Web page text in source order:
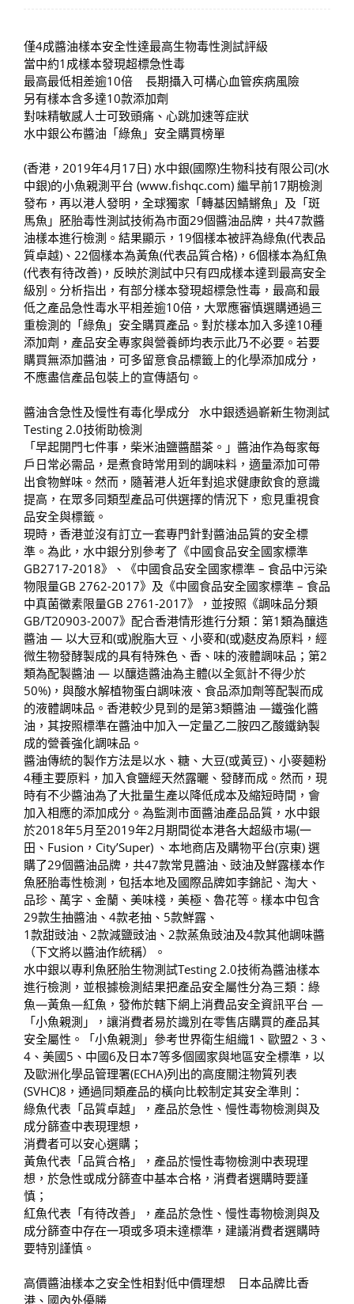
僅4成醬油樣本安全性達最高生物毒性測試評級
當中約1成樣本發現超標急性毒
最高最低相差逾10倍 長期攝入可構心血管疾病風險
另有樣本含多達10款添加劑
對味精敏感人士可致頭痛、心跳加速等症狀
水中銀公布醬油「綠魚」安全購買榜單
(香港，2019年4月17日) 水中銀(國際)生物科技有限公司(水
中銀)的小魚親測平台 (www.fishqc.com) 繼早前17期檢測
發布，再以港人發明，全球獨家「轉基因鯖鱂魚」及「斑
馬魚」胚胎毒性測試技術為市面29個醬油品牌，共47款醬
油樣本進行檢測。結果顯示，19個樣本被評為綠魚(代表品
質卓越)、22個樣本為黃魚(代表品質合格)，6個樣本為紅魚
(代表有待改善)，反映於測試中只有四成樣本達到最高安全
級別。分析指出，有部分樣本發現超標急性毒，最高和最
低之產品急性毒水平相差逾10倍，大眾應審慎選購通過三
重檢測的「綠魚」安全購買產品。對於樣本加入多達10種
添加劑，產品安全專家與營養師均表示此乃不必要。若要
購買無添加醬油，可多留意食品標籤上的化學添加成分，
不應盡信產品包裝上的宣傳語句。
醬油含急性及慢性有毒化學成分 水中銀透過嶄新生物測試
Testing 2.0技術助檢測
「早起開門七件事，柴米油鹽醬醋茶。」醬油作為每家每
戶日常必需品，是煮食時常用到的調味料，適量添加可帶
出食物鮮味。然而，隨著港人近年對追求健康飲食的意識
提高，在眾多同類型產品可供選擇的情況下，愈見重視食
品安全與標籤。
現時，香港並沒有訂立一套專門針對醬油品質的安全標
準。為此，水中銀分別參考了《中國食品安全國家標準
GB2717-2018》、《中國食品安全國家標準 – 食品中污染
物限量GB 2762-2017》及《中國食品安全國家標準 – 食品
中真菌黴素限量GB 2761-2017》，並按照《調味品分類
GB/T20903-2007》配合香港情形進行分類：第1類為釀造
醬油 — 以大豆和(或)脫脂大豆、小麥和(或)麩皮為原料，經
微生物發酵製成的具有特殊色、香、味的液體調味品；第2
類為配製醬油 — 以釀造醬油為主體(以全氮計不得少於
50%)，與酸水解植物蛋白調味液、食品添加劑等配製而成
的液體調味品。香港較少見到的是第3類醬油 —鐵強化醬
油，其按照標準在醬油中加入一定量乙二胺四乙酸鐵鈉製
成的營養強化調味品。
醬油傳統的製作方法是以水、糖、大豆(或黃豆)、小麥麵粉
4種主要原料，加入食鹽經天然露曬、發酵而成。然而，現
時有不少醬油為了大批量生產以降低成本及縮短時間，會
加入相應的添加成分。為監測市面醬油產品品質，水中銀
於2018年5月至2019年2月期間從本港各大超級市場(一
田、Fusion，City’Super) 、本地商店及購物平台(京東) 選
購了29個醬油品牌，共47款常見醬油、豉油及鮮露樣本作
魚胚胎毒性檢測，包括本地及國際品牌如李錦記、淘大、
品珍、萬字、金蘭、美味棧，美極、魯花等。樣本中包含
29款生抽醬油、4款老抽、5款鮮露、
1款甜豉油、2款減鹽豉油、2款蒸魚豉油及4款其他調味醬
（下文將以醬油作統稱）。
水中銀以專利魚胚胎生物測試Testing 2.0技術為醬油樣本
進行檢測，並根據檢測結果把產品安全屬性分為三類：綠
魚—黃魚—紅魚，發佈於轄下網上消費品安全資訊平台 —
「小魚親測」，讓消費者易於識別在零售店購買的產品其
安全屬性。「小魚親測」參考世界衛生組織1、歐盟2、3、
4、美國5、中國6及日本7等多個國家與地區安全標準，以
及歐洲化學品管理署(ECHA)列出的高度關注物質列表
(SVHC)8，通過同類產品的橫向比較制定其安全準則：
綠魚代表「品質卓越」，產品於急性、慢性毒物檢測與及
成分篩查中表現理想，
消費者可以安心選購；
黃魚代表「品質合格」，產品於慢性毒物檢測中表現理
想，於急性或成分篩查中基本合格，消費者選購時要謹
慎；
紅魚代表「有待改善」，產品於急性、慢性毒物檢測與及
成分篩查中存在一項或多項未達標準，建議消費者選購時
要特別謹慎。
高價醬油樣本之安全性相對低中價理想 日本品牌比香
港、國內外優勝